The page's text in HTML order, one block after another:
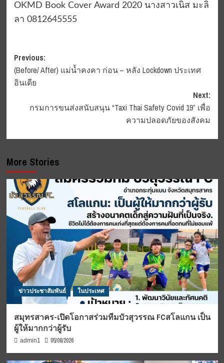
OKMD Book Cover Award 2020 นางสาวเนิส มะลิ
ลา 0812645555
Post
navigation
Previous:
(Before/ After) แม่น้ำคงคา ก่อน – หลัง Lockdown ประเทศ
อินเดีย
Next:
กรมการขนส่งสนับสนุน “Taxi Thai Safety Covid 19” เพื่อ
ความปลอดภัยของสังคม
More Stories
ข่าวประชาสัมพันธ์ ในประเทศ
สมุทรสาคร-เปิดโอกาสร่วมทีมบัวสุวรรณ FCสโลแกน เป็น
ผู้ให้มากกว่าผู้รับ
admin1 05/08/2026